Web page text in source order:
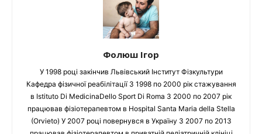
Фолюш Ігор
У 1998 році закінчив Львівський Інститут Фізкультури
Кафедра фізичної реабілітації З 1998 по 2000 рік стажування
в Istituto Di MedicinaDello Sport Di Roma З 2000 по 2007 рік
працював фізіотерапевтом в Hospital Santa Maria della Stella
(Orvieto) У 2007 році повернувся в Україну З 2007 по 2013